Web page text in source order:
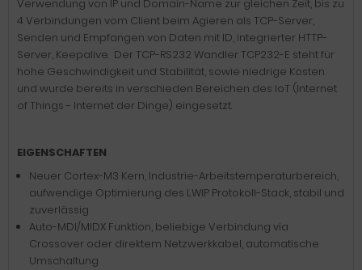
Verwendung von IP und Domain-Name zur gleichen Zeit, bis zu
4 Verbindungen vom Client beim Agieren als TCP-Server,
Senden und Empfangen von Daten mit ID, integrierter HTTP-
Server, Keepalive. Der TCP-RS232 Wandler TCP232-E steht für
hohe Geschwindigkeit und Stabilität, sowie niedrige Kosten
und wurde bereits in verschieden Bereichen des IoT (Internet
of Things - Internet der Dinge) eingesetzt.
EIGENSCHAFTEN
Neuer Cortex-M3 Kern, Industrie-Arbeitstemperaturbereich,
aufwendige Optimierung des LWIP Protokoll-Stack, stabil und
zuverlässig
Auto-MDI/MIDX Funktion, beliebige Verbindung via
Crossover oder direktem Netzwerkkabel, automatische
Umschaltung